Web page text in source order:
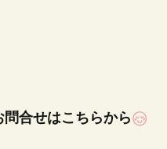
合せはこちらから